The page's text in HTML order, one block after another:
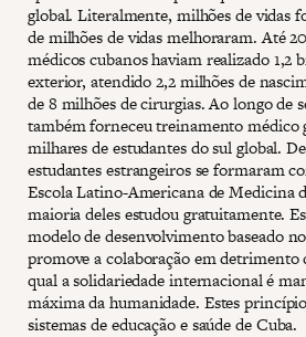
global. Literalmente, milhões de vidas
de milhões de vidas melhoraram. Até
médicos cubanos haviam realizado 1,2
exterior, atendido 2,2 milhões de
de 8 milhões de cirurgias. Ao longo de
também forneceu treinamento médico
milhares de estudantes do sul global.
estudantes estrangeiros se formaram
Escola Latino-Americana de Medicina
maioria deles estudou gratuitamente.
modelo de desenvolvimento baseado
promove a colaboração em detrimento
qual a solidariedade internacional é
máxima da humanidade. Estes
sistemas de educação e saúde de Cuba.